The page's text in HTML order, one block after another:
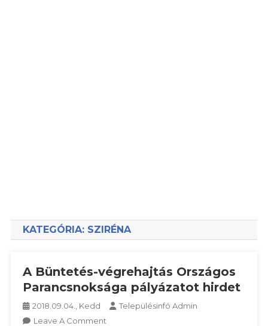
KATEGÓRIA: SZIRÉNA
A Büntetés-végrehajtás Országos
Parancsnoksága pályázatot hirdet
2018.09.04., Kedd
Településinfó Admin
Leave A CommentOn